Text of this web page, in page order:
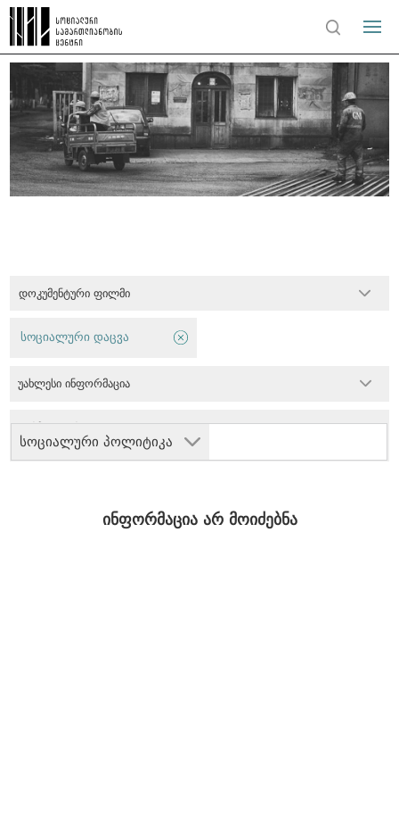
დოკუმენტური ფილმი
სოციალური პოლიტიკა
სოციალური დაცვა
უახლესი ინფორმაცია
ინფორმაცია არ მოიძებნა